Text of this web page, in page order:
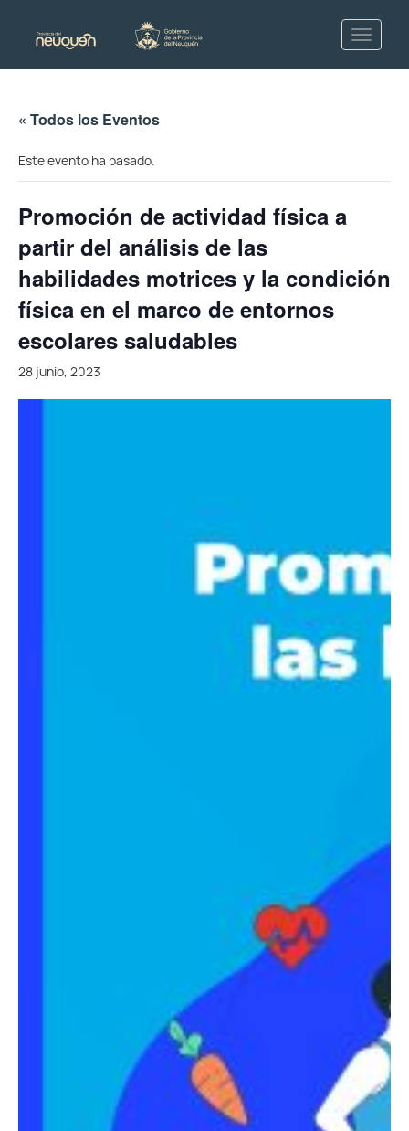
« Todos los Eventos
Este evento ha pasado.
Promoción de actividad física a
partir del análisis de las
habilidades motrices y la condición
física en el marco de entornos
escolares saludables
28 junio, 2023